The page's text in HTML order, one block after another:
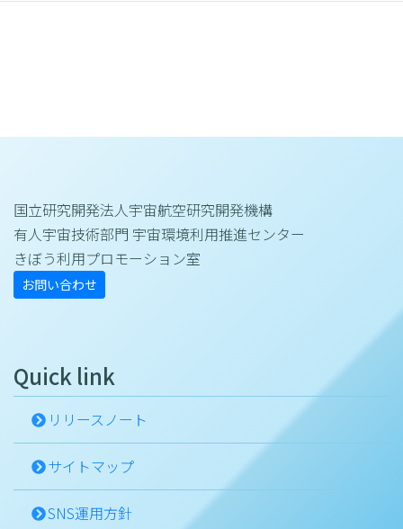
国立研究開発法人宇宙航空研究開発機構
有人宇宙技術部門 宇宙環境利用推進センター
きぼう利用プロモーション室
お問い合わせ
Quick link
リリースノート
サイトマップ
SNS運用方針